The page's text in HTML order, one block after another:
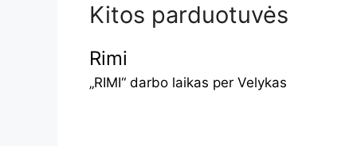
Kitos parduotuvės
Rimi
„RIMI“ darbo laikas per Velykas